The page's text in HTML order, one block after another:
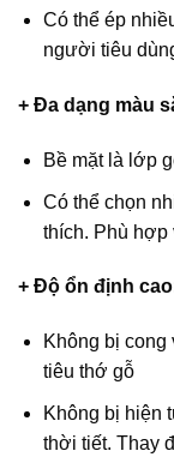
Có thể ép
người tiêu
+ Đa dạng màu
Bề mặt là lớp
Có thể chọn
thích. Phù hợp
+ Độ ổn định cao
Không bị cong
tiêu thớ gỗ
Không bị hiện
thời tiết. Thay